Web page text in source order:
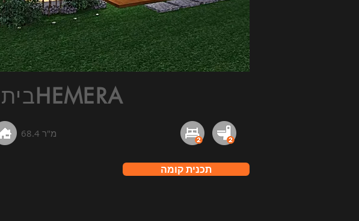
ביתHEMERA
68.4 מ"ר
תכנית קומה